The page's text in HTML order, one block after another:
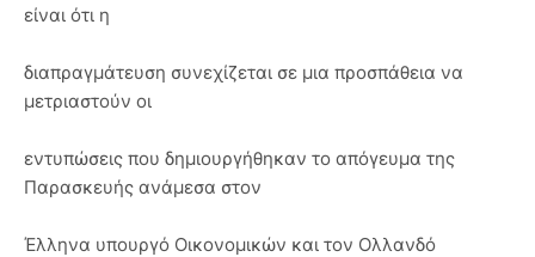
είναι ότι η
διαπραγμάτευση συνεχίζεται σε μια προσπάθεια να
μετριαστούν οι
εντυπώσεις που δημιουργήθηκαν το απόγευμα της
Παρασκευής ανάμεσα στον
Έλληνα υπουργό Οικονομικών και τον Ολλανδό